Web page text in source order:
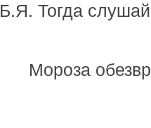
Б.Я. Тогда
Мороза